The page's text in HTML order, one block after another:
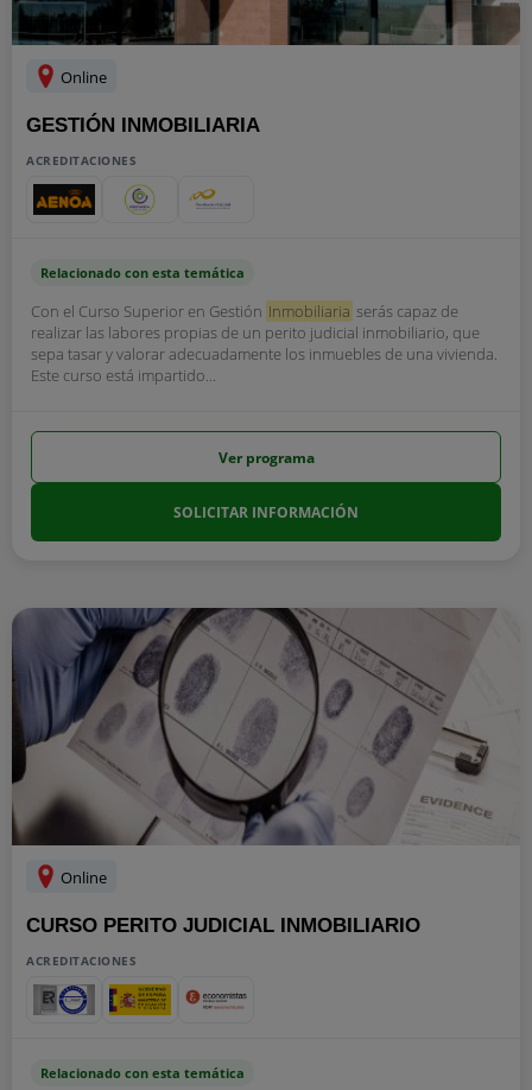
Online
GESTIÓN INMOBILIARIA
ACREDITACIONES
Relacionado con esta temática
Con el Curso Superior en Gestión Inmobiliaria serás capaz de
realizar las labores propias de un perito judicial inmobiliario, que
sepa tasar y valorar adecuadamente los inmuebles de una vivienda.
Este curso está impartido...
Ver programa
SOLICITAR INFORMACIÓN
Online
CURSO PERITO JUDICIAL INMOBILIARIO
ACREDITACIONES
Relacionado con esta temática